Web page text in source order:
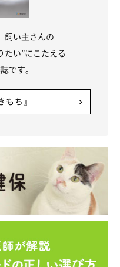
飼い主さんの
たい”にこたえる
です。
ち』